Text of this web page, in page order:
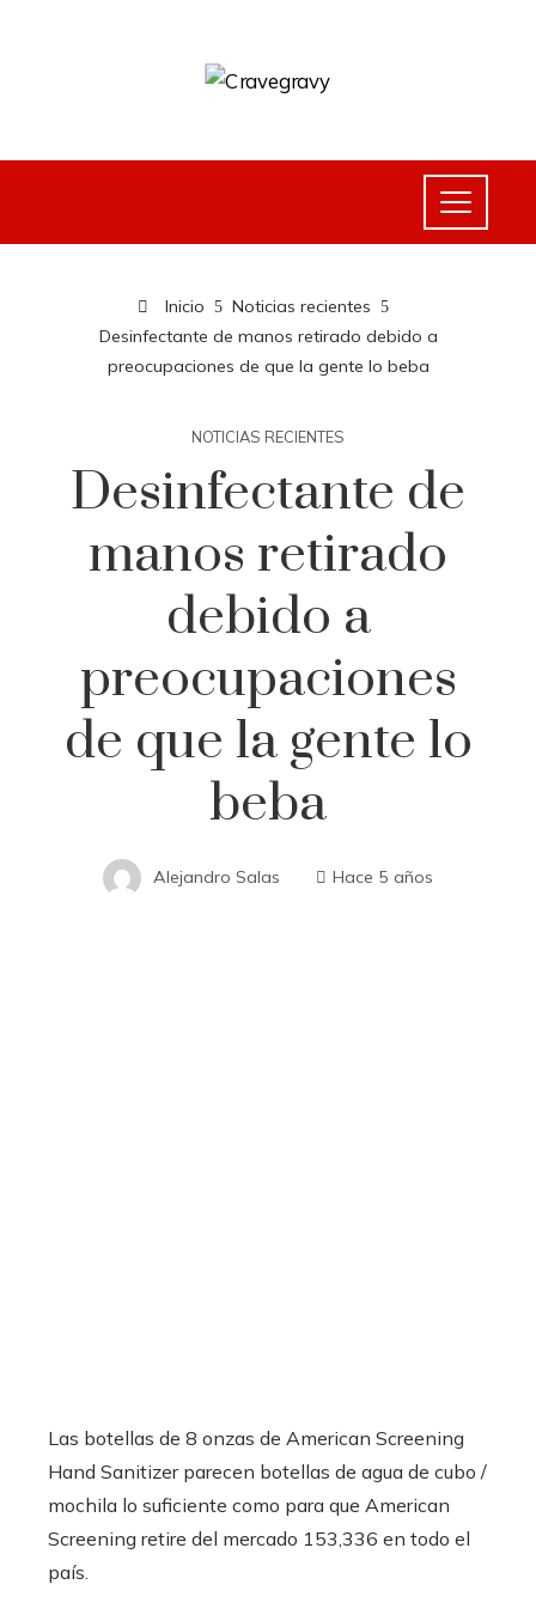
Inicio
Noticias recientes
Desinfectante de manos retirado debido a
preocupaciones de que la gente lo beba
NOTICIAS RECIENTES
Desinfectante de
manos retirado
debido a
preocupaciones
de que la gente lo
beba
Alejandro Salas Hace 5 años
Las botellas de 8 onzas de American Screening
Hand Sanitizer parecen botellas de agua de cubo /
mochila lo suficiente como para que American
Screening retire del mercado 153,336 en todo el
país.